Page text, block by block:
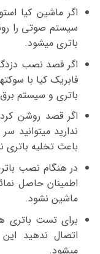
اگر ماشین کیا
سیستم صوتی را
باتری میشود.
اگر قصد نصب
فابریک کیا با
باتری و سیستم
اگر قصد روشن
ندارید میتوانید
باعث تخلیه باتری
در هنگام نصب
اطمینان حاصل
ماشین نشود.
برای تست باتری
اتصال ندهید
میشود.